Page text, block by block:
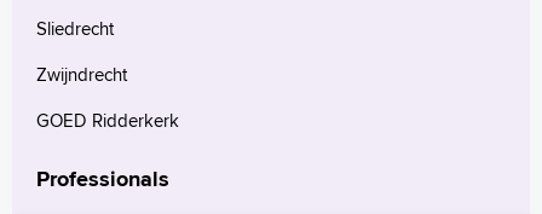
Sliedrecht
Zwijndrecht
GOED Ridderkerk
Professionals